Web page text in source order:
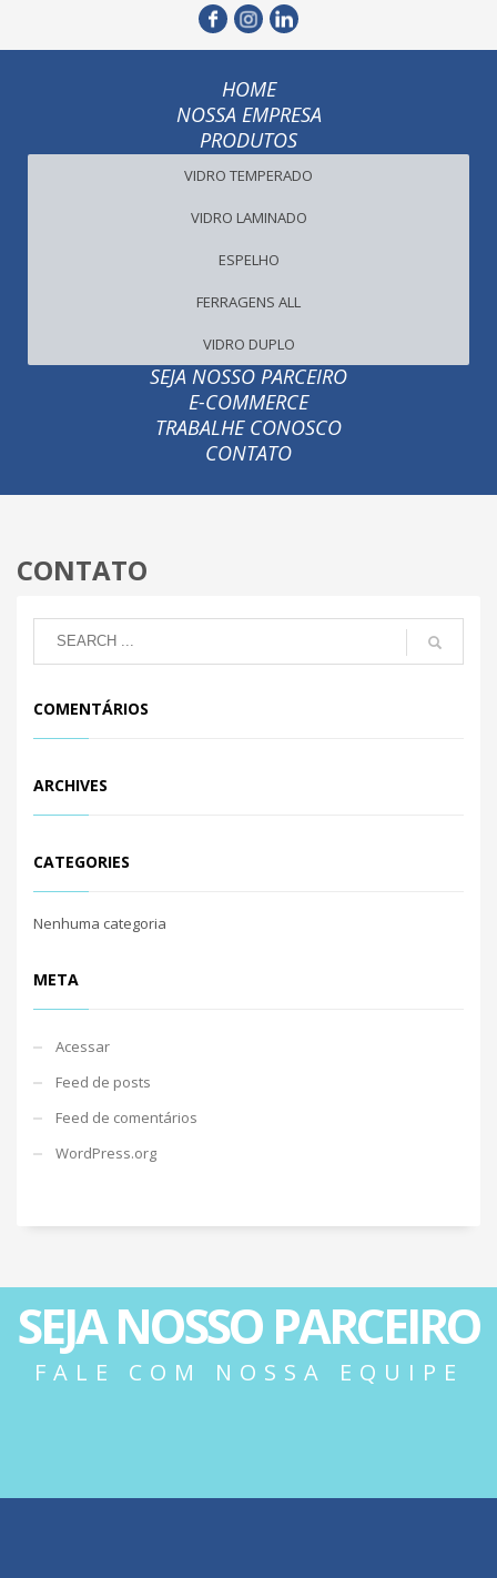
HOME
NOSSA EMPRESA
PRODUTOS
VIDRO TEMPERADO
VIDRO LAMINADO
ESPELHO
FERRAGENS ALL
VIDRO DUPLO
SEJA NOSSO PARCEIRO
E-COMMERCE
TRABALHE CONOSCO
CONTATO
CONTATO
COMENTÁRIOS
ARCHIVES
CATEGORIES
Nenhuma categoria
META
Acessar
Feed de posts
Feed de comentários
WordPress.org
SEJA NOSSO PARCEIRO
FALE COM NOSSA EQUIPE